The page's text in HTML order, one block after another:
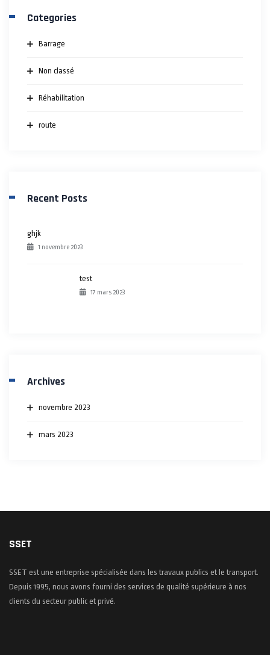
Categories
Barrage
Non classé
Réhabilitation
route
Recent Posts
ghjk
1 novembre 2023
test
17 mars 2023
Archives
novembre 2023
mars 2023
SSET
SSET est une entreprise spécialisée dans les travaux publics et le transport.
Depuis 1995, nous avons fourni des services de qualité supérieure à nos
clients du secteur public et privé.